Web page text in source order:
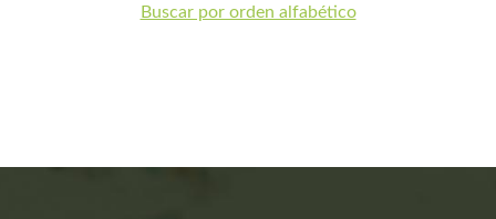
Buscar por orden alfabético